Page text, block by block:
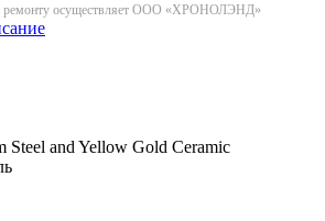
и ремонту осуществляет ООО «ХРОНОЛЭНД»
Steel and Yellow Gold Ceramic